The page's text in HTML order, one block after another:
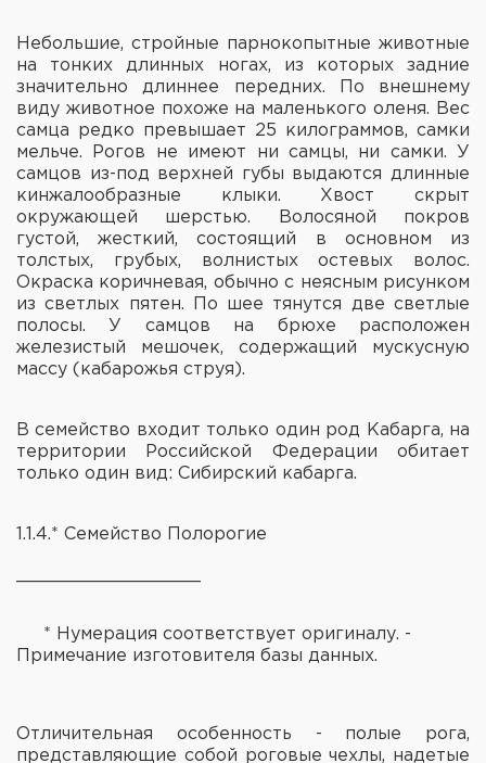
Небольшие, стройные парнокопытные животные
на тонких длинных ногах, из которых задние
значительно длиннее передних. По внешнему
виду животное похоже на маленького оленя. Вес
самца редко превышает 25 килограммов, самки
мельче. Рогов не имеют ни самцы, ни самки. У
самцов из-под верхней губы выдаются длинные
кинжалообразные клыки. Хвост скрыт
окружающей шерстью. Волосяной покров
густой, жесткий, состоящий в основном из
толстых, грубых, волнистых остевых волос.
Окраска коричневая, обычно с неясным рисунком
из светлых пятен. По шее тянутся две светлые
полосы. У самцов на брюхе расположен
железистый мешочек, содержащий мускусную
массу (кабарожья струя).
В семейство входит только один род Кабарга, на
территории Российской Федерации обитает
только один вид: Сибирский кабарга.
1.1.4.* Семейство Полорогие
* Нумерация соответствует оригиналу. -
Примечание изготовителя базы данных.
Отличительная особенность - полые рога,
представляющие собой роговые чехлы, надетые